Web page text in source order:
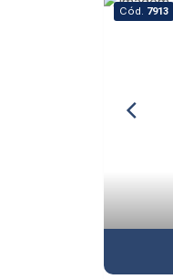
Cód. 7913